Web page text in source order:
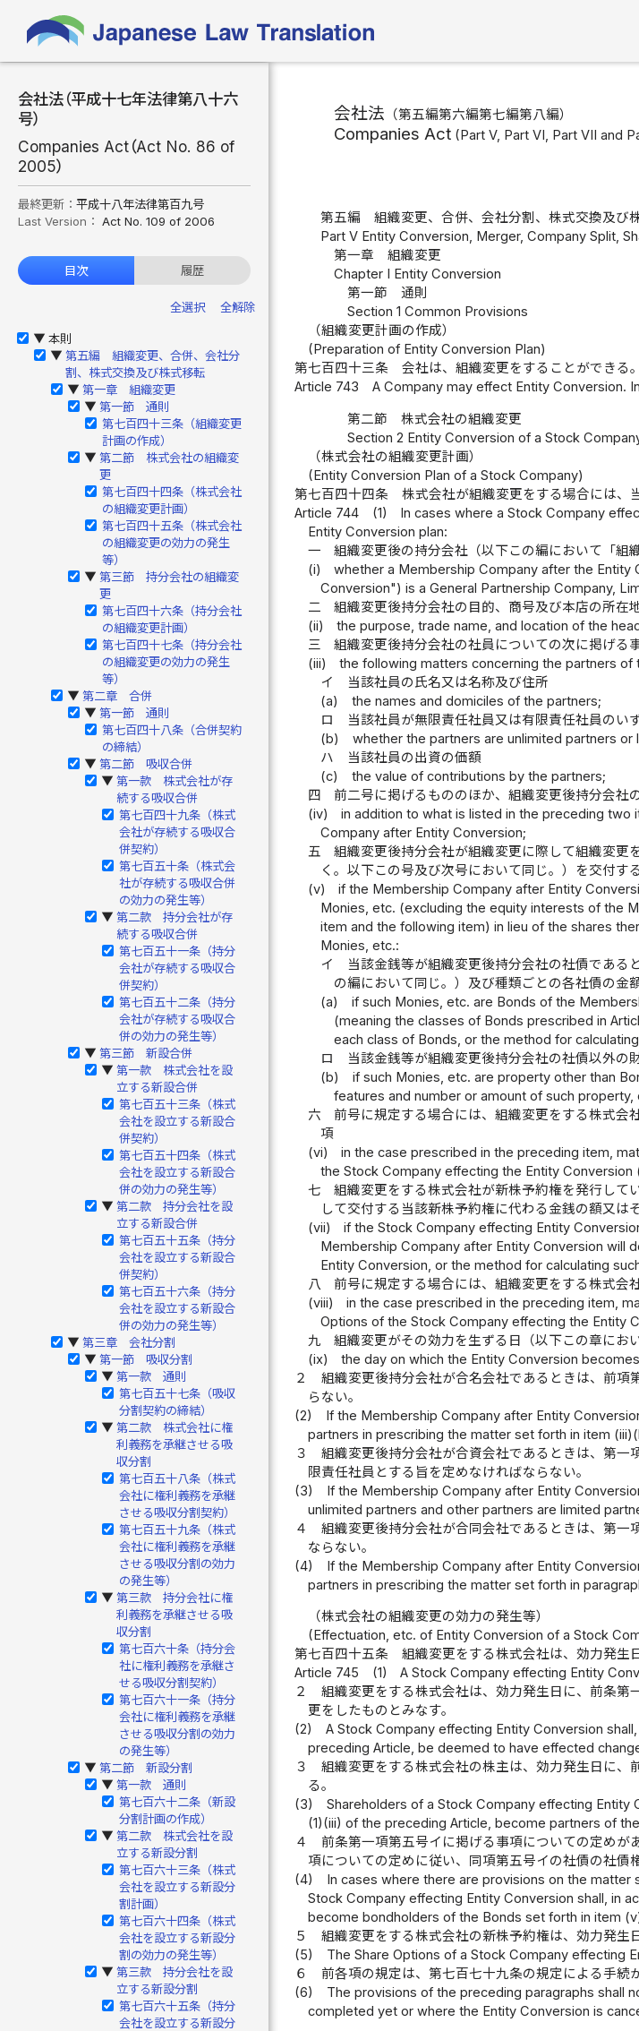
会社法（平成十七年法律第八十六
号）
Companies Act（Act No. 86 of
2005）
最終更新： 平成十八年法律第百九号
Last Version： Act No. 109 of 2006
目次 履歴
全選択 全解除
▶ 本則
▶ 第五編 組織変更、合併、会社分
割、株式交換及び株式移転
▶ 第一章 組織変更
▶ 第一節 通則
第七百四十三条（組織変更
計画の作成）
▶ 第二節 株式会社の組織変
更
第七百四十四条（株式会社
の組織変更計画）
第七百四十五条（株式会社
の組織変更の効力の発生
等）
▶ 第三節 持分会社の組織変
更
第七百四十六条（持分会社
の組織変更計画）
第七百四十七条（持分会社
の組織変更の効力の発生
等）
▶ 第二章 合併
▶ 第一節 通則
第七百四十八条（合併契約
の締結）
▶ 第二節 吸収合併
▶ 第一款 株式会社が存
続する吸収合併
第七百四十九条（株式
会社が存続する吸収合
併契約）
第七百五十条（株式会
社が存続する吸収合併
の効力の発生等）
▶ 第二款 持分会社が存
続する吸収合併
第七百五十一条（持分
会社が存続する吸収合
併契約）
第七百五十二条（持分
会社が存続する吸収合
併の効力の発生等）
▶ 第三節 新設合併
▶ 第一款 株式会社を設
立する新設合併
第七百五十三条（株式
会社を設立する新設合
併契約）
第七百五十四条（株式
会社を設立する新設合
併の効力の発生等）
▶ 第二款 持分会社を設
立する新設合併
第七百五十五条（持分
会社を設立する新設合
併契約）
第七百五十六条（持分
会社を設立する新設合
併の効力の発生等）
▶ 第三章 会社分割
▶ 第一節 吸収分割
▶ 第一款 通則
第七百五十七条（吸収
分割契約の締結）
▶ 第二款 株式会社に権
利義務を承継させる吸
収分割
第七百五十八条（株式
会社に権利義務を承継
させる吸収分割契約）
第七百五十九条（株式
会社に権利義務を承継
させる吸収分割の効力
の発生等）
▶ 第三款 持分会社に権
利義務を承継させる吸
収分割
第七百六十条（持分会
社に権利義務を承継さ
せる吸収分割契約）
第七百六十一条（持分
会社に権利義務を承継
させる吸収分割の効力
の発生等）
▶ 第二節 新設分割
▶ 第一款 通則
第七百六十二条（新設
分割計画の作成）
▶ 第二款 株式会社を設
立する新設分割
第七百六十三条（株式
会社を設立する新設分
割計画）
第七百六十四条（株式
会社を設立する新設分
割の効力の発生等）
▶ 第三款 持分会社を設
立する新設分割
第七百六十五条（持分
会社を設立する新設分
会社法 （第五編第六編第七編第八編）
Companies Act (Part V, Part VI, Part VII and
第五編 組織変更、合併、会社分割、株式交換及び
Part V Entity Conversion, Merger, Company Split,
第一章 組織変更
Chapter I Entity Conversion
第一節 通則
Section 1 Common Provisions
（組織変更計画の作成）
(Preparation of Entity Conversion Plan)
第七百四十三条
会社は、組織変更をすることができる
Article 743
A Company may effect Entity Conversion.
第二節 株式会社の組織変更
Section 2 Entity Conversion of a Stock
（株式会社の組織変更計画）
(Entity Conversion Plan of a Stock Company)
第七百四十四条
株式会社が組織変更をする場合には、
Article 744
(1)
In cases where a Stock Company
Entity Conversion plan:
一
組織変更後の持分会社（以下この編において「組
(i)
whether a Membership Company after the
Conversion") is a General Partnership Company,
二
組織変更後持分会社の目的、商号及び本店の所在
(ii)
the purpose, trade name, and location of the
三
組織変更後持分会社の社員についての次に掲げる
(iii)
the following matters concerning the partners
イ
当該社員の氏名又は名称及び住所
(a)
the names and domiciles of the partners;
ロ
当該社員が無限責任社員又は有限責任社員のい
(b)
whether the partners are unlimited partners or
ハ
当該社員の出資の価額
(c)
the value of contributions by the partners;
四
前二号に掲げるもののほか、組織変更後持分会社
(iv)
in addition to what is listed in the preceding
Company after Entity Conversion;
五
組織変更後持分会社が組織変更に際して組織変更
く。以下この号及び次号において同じ。）を交付
(v)
if the Membership Company after Entity
Monies, etc. (excluding the equity interests of the
item and the following item) in lieu of the shares
Monies, etc.:
イ
当該金銭等が組織変更後持分会社の社債である
の編において同じ。）及び種類ごとの各社債の金
(a)
if such Monies, etc. are Bonds of the
(meaning the classes of Bonds prescribed in
each class of Bonds, or the method for
ロ
当該金銭等が組織変更後持分会社の社債以外
(b)
if such Monies, etc. are property other than
features and number or amount of such
六
前号に規定する場合には、組織変更をする株式
項
(vi)
in the case prescribed in the preceding item,
the Stock Company effecting the Entity
七
組織変更をする株式会社が新株予約権を発行し
して交付する当該新株予約権に代わる金銭の額又は
(vii)
if the Stock Company effecting Entity
Membership Company after Entity Conversion will
Entity Conversion, or the method for calculating
八
前号に規定する場合には、組織変更をする株式
(viii)
in the case prescribed in the preceding item,
Options of the Stock Company effecting the Entity
九
組織変更がその効力を生ずる日（以下この章にお
(ix)
the day on which the Entity Conversion
２
組織変更後持分会社が合名会社であるときは、前
らない。
(2)
If the Membership Company after Entity
partners in prescribing the matter set forth in item
３
組織変更後持分会社が合資会社であるときは、第
限責任社員とする旨を定めなければならない。
(3)
If the Membership Company after Entity
unlimited partners and other partners are limited
４
組織変更後持分会社が合同会社であるときは、第
ならない。
(4)
If the Membership Company after Entity
partners in prescribing the matter set forth in
（株式会社の組織変更の効力の発生等）
(Effectuation, etc. of Entity Conversion of a Stock
第七百四十五条
組織変更をする株式会社は、効力発生
Article 745
(1)
A Stock Company effecting Entity
２
組織変更をする株式会社は、効力発生日に、前条
更をしたものとみなす。
(2)
A Stock Company effecting Entity Conversion
preceding Article, be deemed to have effected
３
組織変更をする株式会社の株主は、効力発生日に
る。
(3)
Shareholders of a Stock Company effecting
(1)(iii) of the preceding Article, become partners of
４
前条第一項第五号イに掲げる事項についての定め
項についての定めに従い、同項第五号イの社債の社債
(4)
In cases where there are provisions on the
Stock Company effecting Entity Conversion shall, in
become bondholders of the Bonds set forth in item
５
組織変更をする株式会社の新株予約権は、効力発生
(5)
The Share Options of a Stock Company effecting
６
前各項の規定は、第七百七十九条の規定による手続
(6)
The provisions of the preceding paragraphs shall
completed yet or where the Entity Conversion is